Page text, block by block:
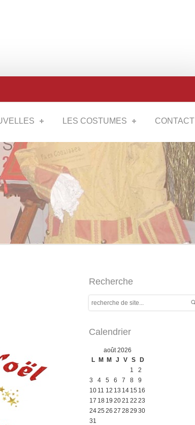
LES COSTUMES CONTACT
Recherche
Calendrier
août 2026
L M M J V S D
1
2
3
4 5 6 7 8
9
10 11 12 13 14 15 16
17 18 19 2021 22 23
2425 26 27 2829 30
31